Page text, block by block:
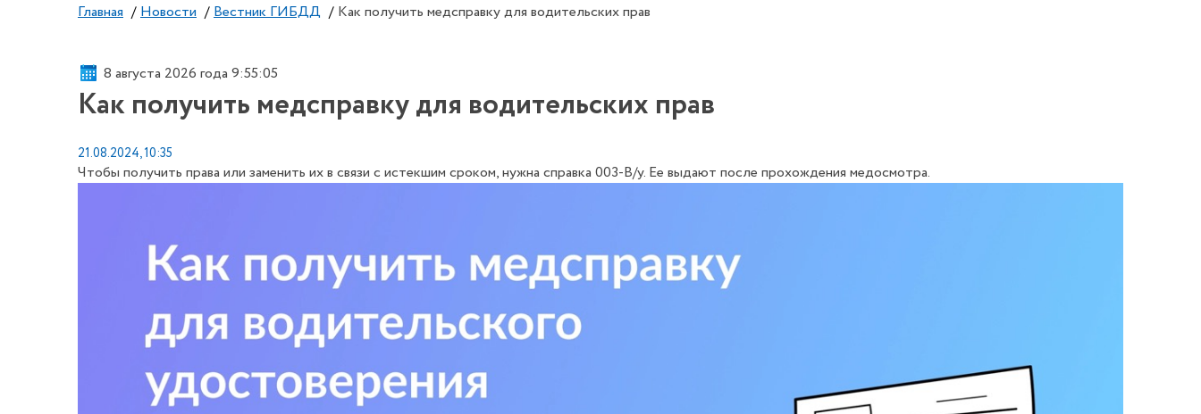
Главная / Новости / Вестник ГИБДД / Как получить медсправку для водительских прав
8 августа 2026 года 9:55:06
Как получить медсправку для водительских прав
21.08.2024, 10:35
Чтобы получить права или заменить их в связи с истекшим сроком, нужна справка 003-В/у. Ее выдают после прохождения медосмотра.